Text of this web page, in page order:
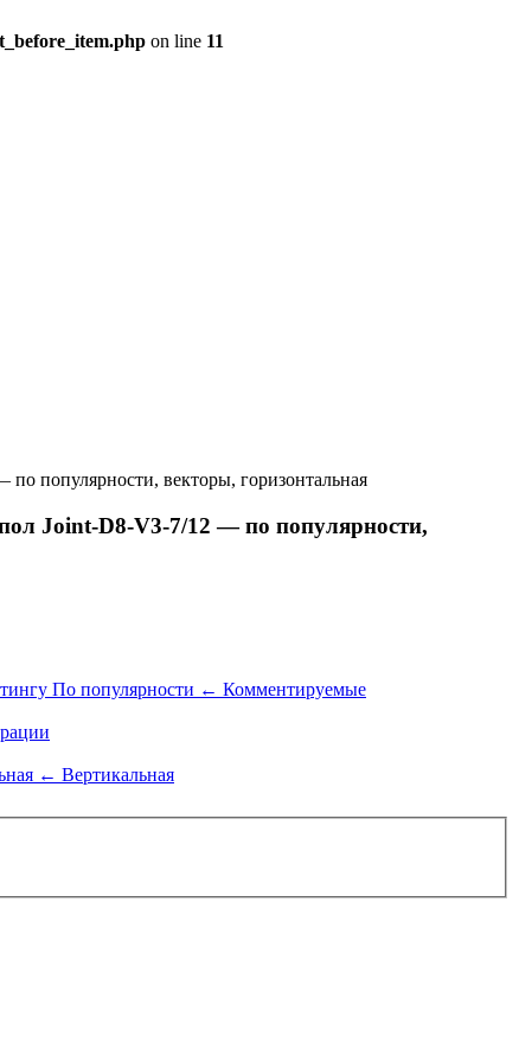
on line 11
популярности, векторы, горизонтальная
Joint-D8-V3-7/12 — по популярности,
По популярности ← Комментируемые
← Вертикальная